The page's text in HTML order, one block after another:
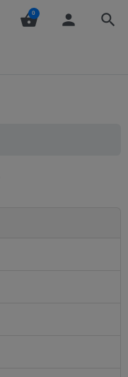
shopping_basket
0 person search